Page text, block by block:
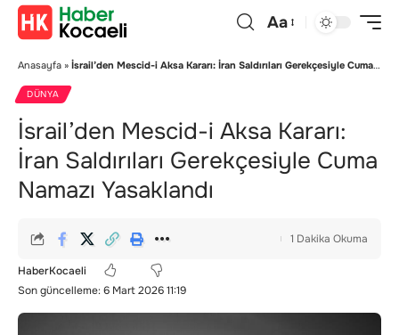
Aa
Anasayfa » İsrail’den Mescid-i Aksa Kararı: İran Saldırıları Gerekçesiyle Cuma Namazı Yasaklandı
DÜNYA
İsrail’den Mescid-i Aksa Kararı:
İran Saldırıları Gerekçesiyle Cuma
Namazı Yasaklandı
Son güncelleme: 6 Mart 2026 11:19
HaberKocaeli
1 Dakika Okuma